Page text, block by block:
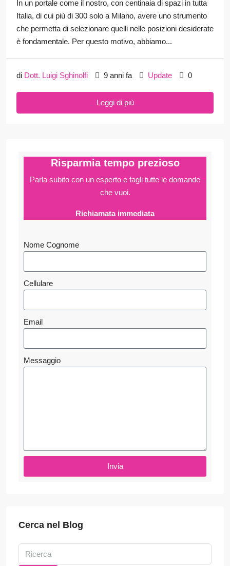
In un portale come il nostro, con centinaia di spazi in tutta
Italia, di cui più di 300 solo a Milano, avere uno strumento
che permetta di selezionare quelli nelle posizioni desiderate
è fondamentale. Per questo motivo, abbiamo...
di Dott. Luigi Sghinolfi 9 anni fa Update 0
Leggi di più
Risparmia tempo prezioso
Parla subito con un esperto e fagli tutte le domande
che vuoi.
Richiamata immediata
Nome Cognome
Cellulare
Email
Messaggio
Invia
Cerca nel Blog